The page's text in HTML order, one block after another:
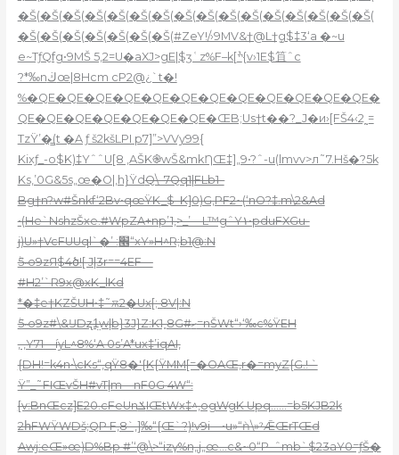
�Š(�Š(�Š(�Š(�Š(�Š(�Š(�Š(�Š(�Š(�Š(�Š(�Š(�Š(�Š(�Š(
�Š(�Š(�Š(�Š(�Š(�Š(�Š(#ZeY!/›9MV&†@L†݀g$‡3‘a �~u
e~TƒQfg•9MŠ 5‚2=U�aXJ>gE|$ӡʿz%F–k[ׯ{v›1E$笡ˆc
?*‰nڬœ|8Hcm cP2@¿`t�!
%�QE�QE�QE�QE�QE�QE�QE�QE�QE�QE�QE�QE�
QE�QE�QE�QE�QE�QE�QE�ŒB;Us†t��?_J�и›[FŠ4‹2˷=
TzŸ’�̳(t �A ƒ š2kšLPI p7]”>VVy99{
Kixƒ_-o$K)‡YˆˆU[8 ‚AŠK֎wŠ&mkȠŒ‡]„9•?ˆ-u(lmvv>л˜7.Hš�?5k
Ks,’0G&5s„œ�O|‚h}ŸdQ\–7Qq1|FLb1–
Bg†n?w#Šnkf‘2Bv•qœŸK_$–K]0)G‚PF2~(‘nO?‡.m\2&Ad
•(He`NshzŠxe.#WpZA+np’1‚>_’—L™gˆY۱•pduFXGu-
j)U»†VcFUUql`�’ :׮“xY»H^R;b1@:N
ٞ5˵o9zЯ$4ծ![ J|3r==4EF—
#H2’`R9x@xK_lKd
*�‡e†KZŠUH•‡˜ѫ2�Ux[; 8V|:N
ٞ5˵o9z#\&ĲDʐ1̤w|b}3J}Z:K1˳8G#ހ=nŠWt“›‘‰c%ŸEH
‚ ‚Y71—íyL^8%‘A 0s’A*ux‡’iqAI,
{DH!=k4n•\cKs“‚qŸ8�'{K{ŸMM[=�OAŒ‚r�=myZ{G.! `
Ÿ”_˜FIŒvŠH#vT|m—nF0G 4W“:
[v:BnŒcz]E20.cFeUnݎIŒtWx‡^,ogWgK Upq……=b5KJB2k
2հFWŸWDš;QP F,8`‚]‰“{Œ`?)!v9i—•u»“ǹ\»ˀǢŒrTŒd
Awj:eŒ»œ)D%Bp #’‘@\>“izү%n„j„œ…c&~0“P–ˆmb`$23aY0=ƒŠ�